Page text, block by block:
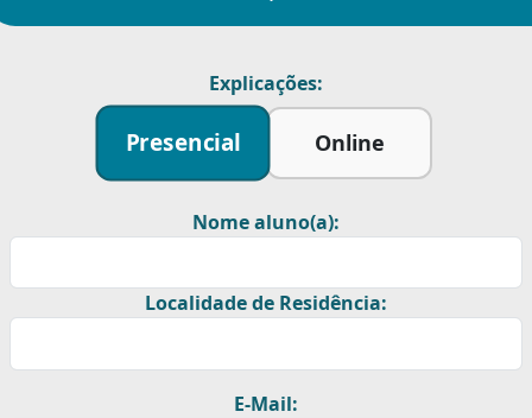
Explicações:
Presencial Online
Nome aluno(a):
Localidade de Residência:
E-Mail: